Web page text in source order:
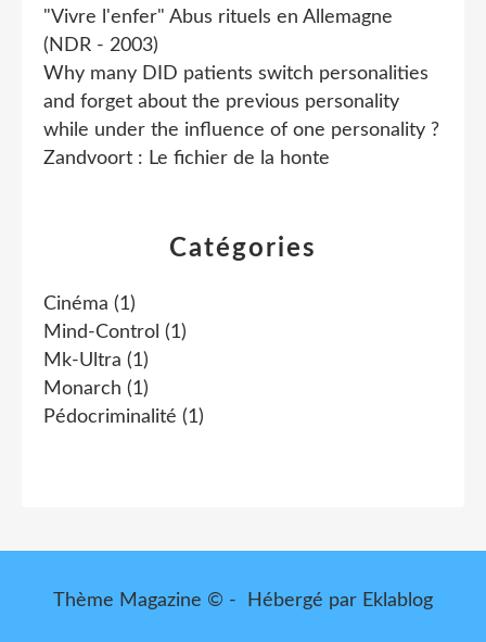
Catégories
Cinéma (1)
Mind-Control (1)
Mk-Ultra (1)
Monarch (1)
Pédocriminalité (1)
"Vivre l'enfer" Abus rituels en Allemagne
(NDR - 2003)
Why many DID patients switch personalities
and forget about the previous personality
while under the influence of one personality ?
Zandvoort : Le fichier de la honte
Thème Magazine © - Hébergé par Eklablog